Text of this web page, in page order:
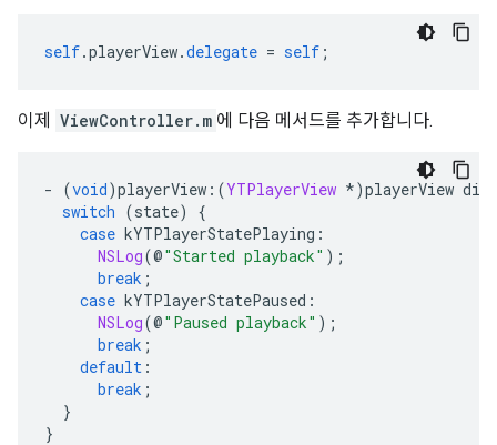
self.playerView.delegate = self ;
이제 ViewController.m 에 다음 메서드를 추가합니다.
- (void)playerView :(YTPlayerView *)playerView
switch (state)
{
case kYTPlayerStatePlaying :
NSLog(@"Started playback" );
break ;
case kYTPlayerStatePaused :
NSLog(@"Paused playback" );
break ;
default :
break ;
}
}